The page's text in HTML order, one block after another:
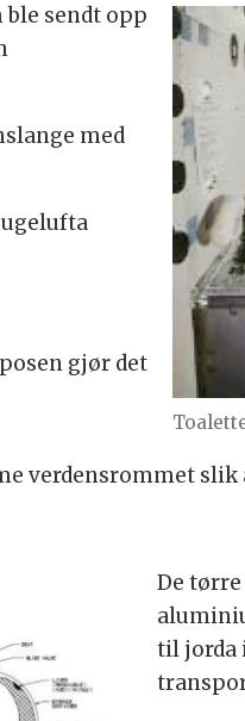
ble sendt opp
med
gjør det
verdensrommet slik
De
til jorda